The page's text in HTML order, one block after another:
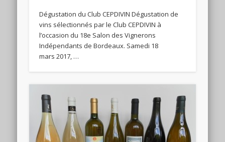
Dégustation du Club CEPDIVIN Dégustation de
vins sélectionnés par le Club CEPDIVIN à
l’occasion du 18e Salon des Vignerons
Indépendants de Bordeaux. Samedi 18
mars 2017, …